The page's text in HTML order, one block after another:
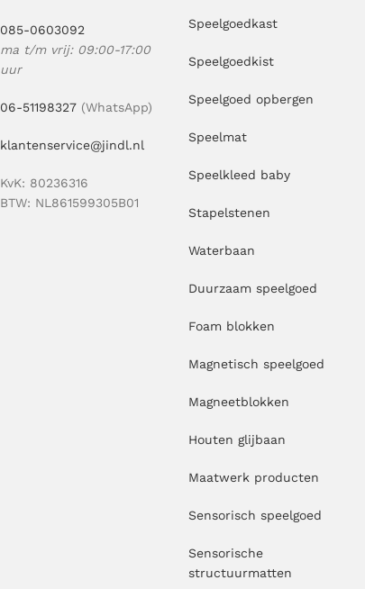
085-0603092
ma t/m vrij: 09:00-17:00
uur
06-51198327 (WhatsApp)
klantenservice@jindl.nl
KvK: 80236316
BTW: NL861599305B01
Speelgoedkast
Speelgoedkist
Speelgoed opbergen
Speelmat
Speelkleed baby
Stapelstenen
Waterbaan
Duurzaam speelgoed
Foam blokken
Magnetisch speelgoed
Magneetblokken
Houten glijbaan
Maatwerk producten
Sensorisch speelgoed
Sensorische
structuurmatten